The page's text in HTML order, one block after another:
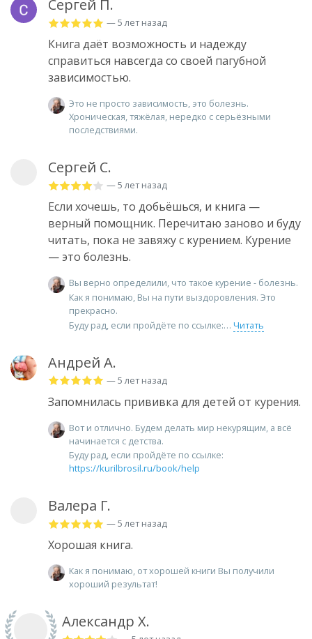
Сергей П.
— 5 лет назад
Книга даёт возможность и надежду
справиться навсегда со своей пагубной
зависимостью.
Это не просто зависимость, это болезнь.
Хроническая, тяжёлая, нередко с серьёзными
последствиями.
Сергей С.
— 5 лет назад
Если хочешь, то добьёшься, и книга —
верный помощник. Перечитаю заново и буду
читать, пока не завяжу с курением. Курение
— это болезнь.
Вы верно определили, что такое курение - болезнь.
Как я понимаю, Вы на пути выздоровления. Это
прекрасно.
Буду рад, если пройдёте по ссылке:
Читать
Андрей А.
— 5 лет назад
Запомнилась прививка для детей от курения.
Вот и отлично. Будем делать мир некурящим, а всё
начинается с детства.
Буду рад, если пройдёте по ссылке:
https://kurilbrosil.ru/book/help
Валера Г.
— 5 лет назад
Хорошая книга.
Как я понимаю, от хорошей книги Вы получили
хороший результат!
Александр Х.